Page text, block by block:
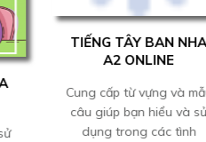
TIẾNG TÂY BAN NHA
A2 ONLINE
Cung cấp từ vựng và mẫu
câu giúp bạn hiểu và sử
dụng trong các tình